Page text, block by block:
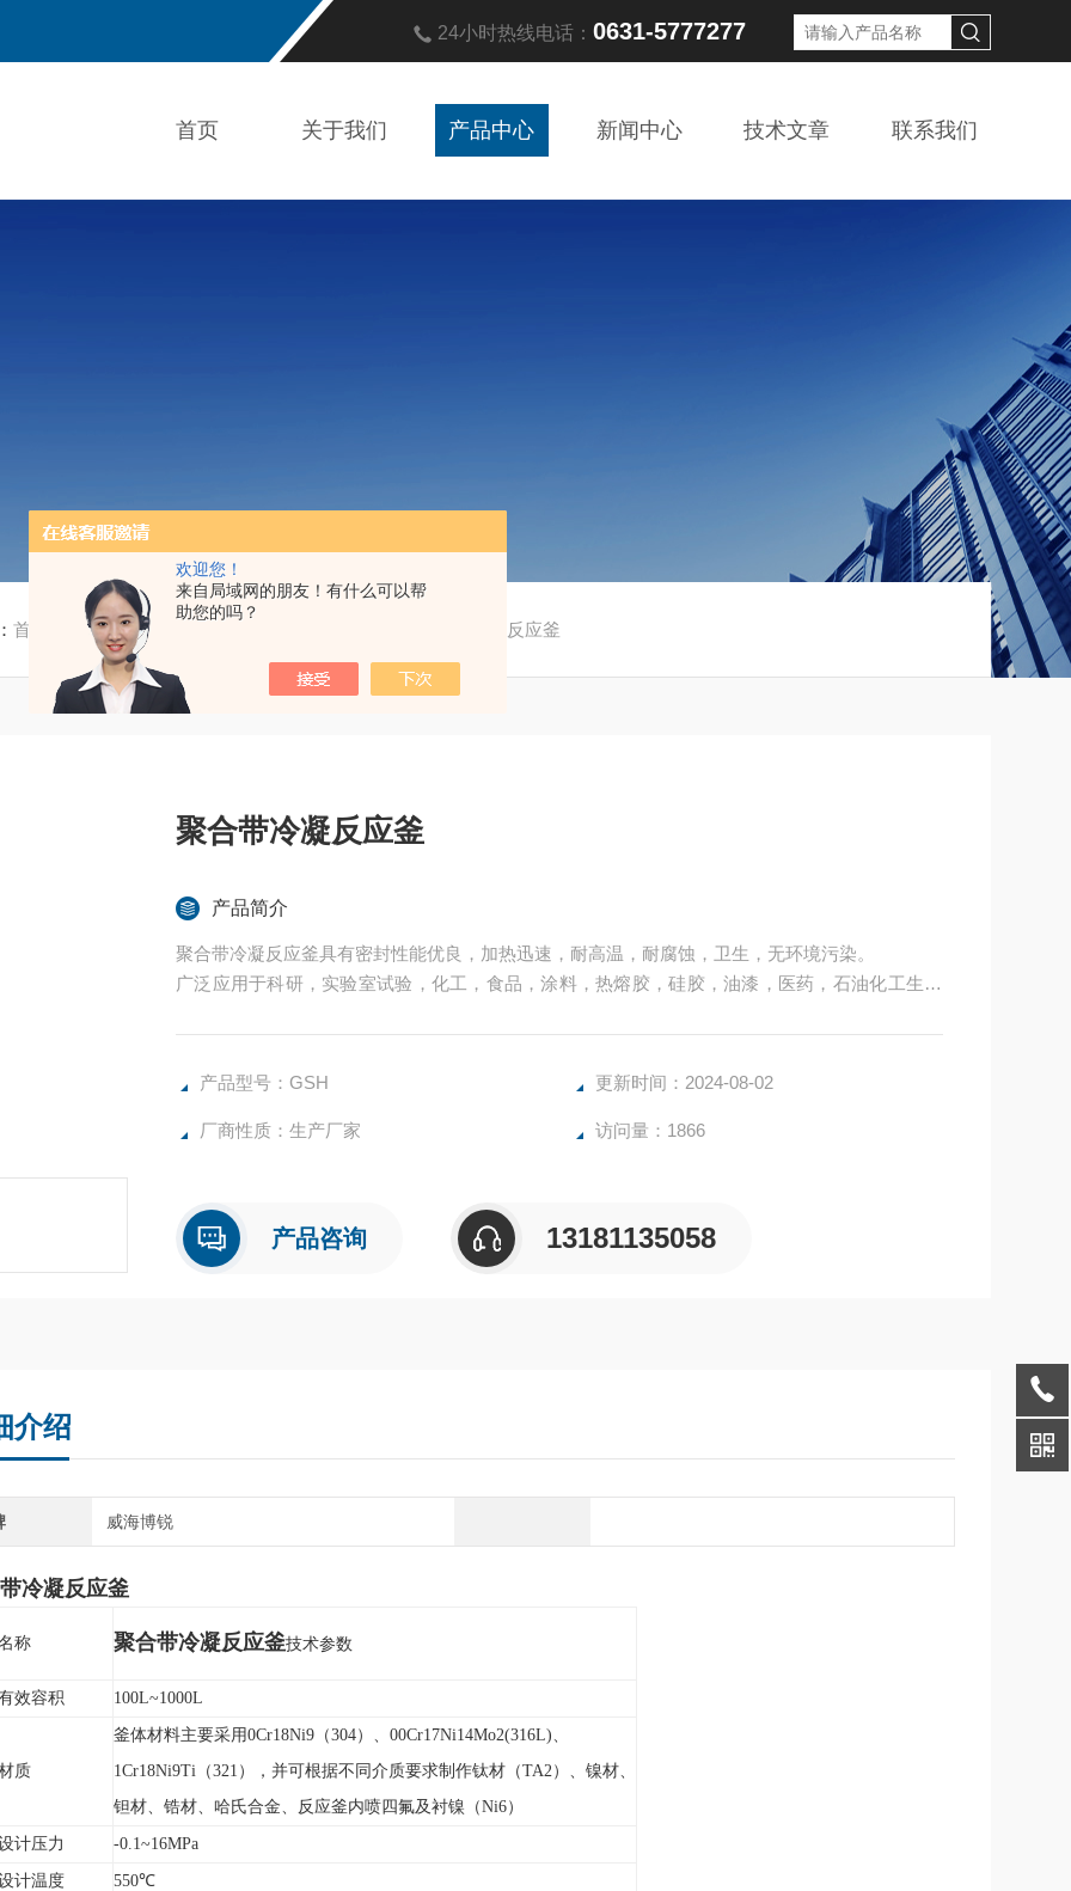
欢迎您！
来自局域网的朋友！有什么可以帮
助您的吗？
24小时热线电话： 0631-5777277
首页 关于我们 产品中心 新闻中心 技术文章 联系我们
首页 产品中心/ / / GSH聚合带冷凝反应釜
聚合带冷凝反应釜
产品简介
聚合带冷凝反应釜具有密封性能优良，加热迅速，耐高温，耐腐蚀，卫生，无环境污染。
广泛应用于科研，实验室试验，化工，食品，涂料，热熔胶，硅胶，油漆，医药，石油化工生产
所有反应釜均可接受客户的个性化定制。
产品型号：GSH 更新时间：2024-08-02
厂商性质：生产厂家 访问量：1866
产品咨询 13181135058
介绍
威海博锐
冷凝反应釜
称 聚合带冷凝反应釜技术参数
效容积 100L~1000L
质
釜体材料主要采用0Cr18Ni9（304）、00Cr17Ni14Mo2(316L)、
1Cr18Ni9Ti（321），并可根据不同介质要求制作钛材（TA2）、镍材、
钽材、锆材、哈氏合金、反应釜内喷四氟及衬镍（Ni6）
计压力 -0.1~16MPa
计温度 550℃